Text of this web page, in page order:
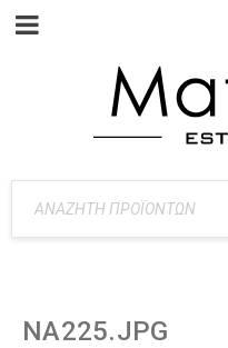
ΝΑ225.JPG